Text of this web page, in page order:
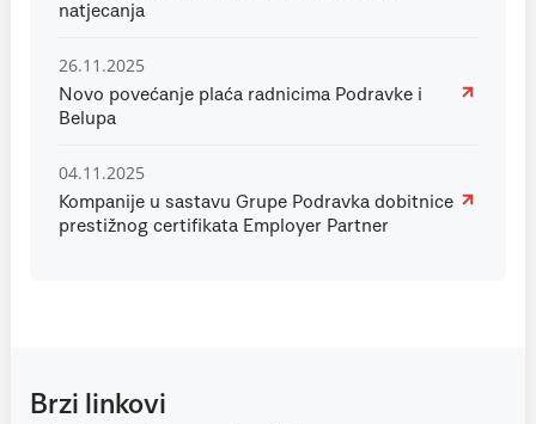
natjecanja
26.11.2025
Novo povećanje plaća radnicima Podravke i
Belupa
04.11.2025
Kompanije u sastavu Grupe Podravka dobitnice
prestižnog certifikata Employer Partner
Brzi linkovi